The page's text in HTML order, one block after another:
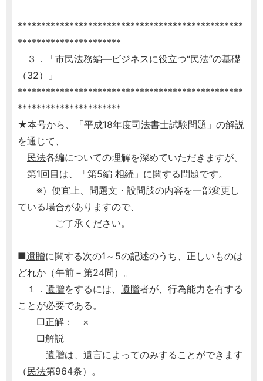
************************************************
**********************
３．「市民法務編―ビジネスに役立つ“民法”の基礎
（32）」
************************************************
**********************
★本号から、「平成18年度司法書士試験問題」の解説
を通じて、
民法各編についての理解を深めていただきますが、
第1回目は、「第5編 相続 」に関する問題です。
※）便宜上、問題文・設問肢の内容を一部変更し
ている場合がありますので、
ご了承ください。
■遺贈に関する次の1～5の記述のうち、正しいものは
どれか（午前－第24問）。
１． 遺贈をするには、 遺贈者が、行為能力を有する
ことが必要である。
□正解： ×
□解説
遺贈は、 遺言によってのみすることができます
（民法第964条）。